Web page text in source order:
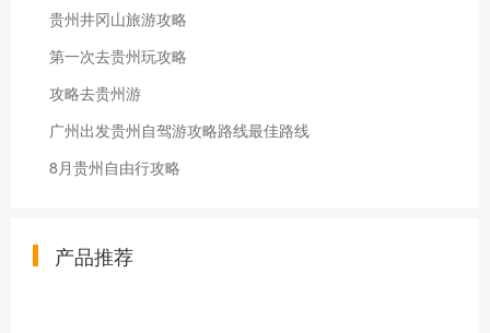
贵州井冈山旅游攻略
第一次去贵州玩攻略
攻略去贵州游
广州出发贵州自驾游攻略路线最佳路线
8月贵州自由行攻略
产品推荐